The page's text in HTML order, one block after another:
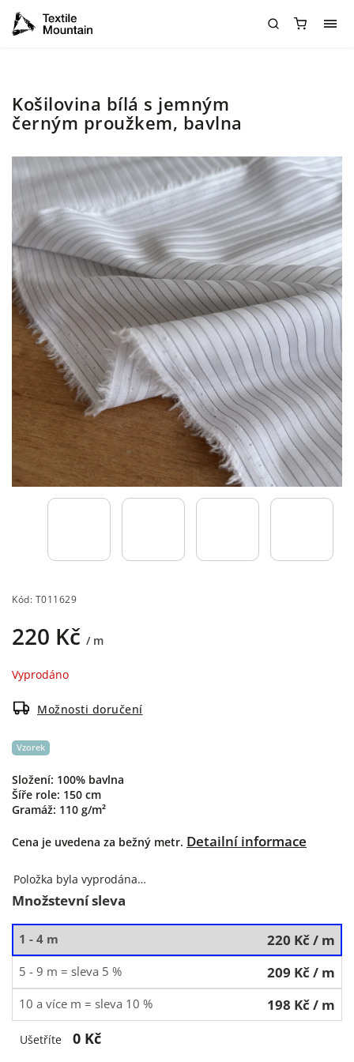
Košilovina bílá s jemným
černým proužkem, bavlna
Kód: T011629
220 Kč / m
Vyprodáno
Možnosti doručení
Složení: 100% bavlna
Šíře role: 150 cm
Gramáž: 110 g/m²
Cena je uvedena za bežný metr. Detailní informace
Vzorek
Položka byla vyprodána…
Množstevní sleva
1 - 4 m 220 Kč/ m
5 - 9 m = sleva 5 % 209 Kč/ m
10 a více m = sleva 10 % 198 Kč/ m
Ušetříte 0 Kč